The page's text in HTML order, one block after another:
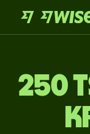
250